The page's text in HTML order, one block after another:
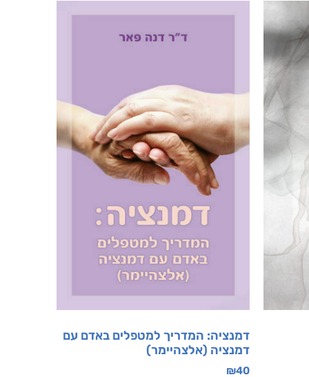
דמנציה: המדריך למטפלים באדם עם
דמנציה (אלצהיימר)
₪40